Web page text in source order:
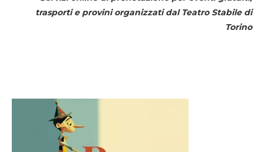
trasporti e provini organizzati dal Teatro Stabile di
Torino